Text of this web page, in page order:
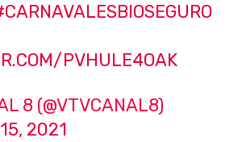
PVHULE4OAK
8 (@VTVCANAL8)
2021